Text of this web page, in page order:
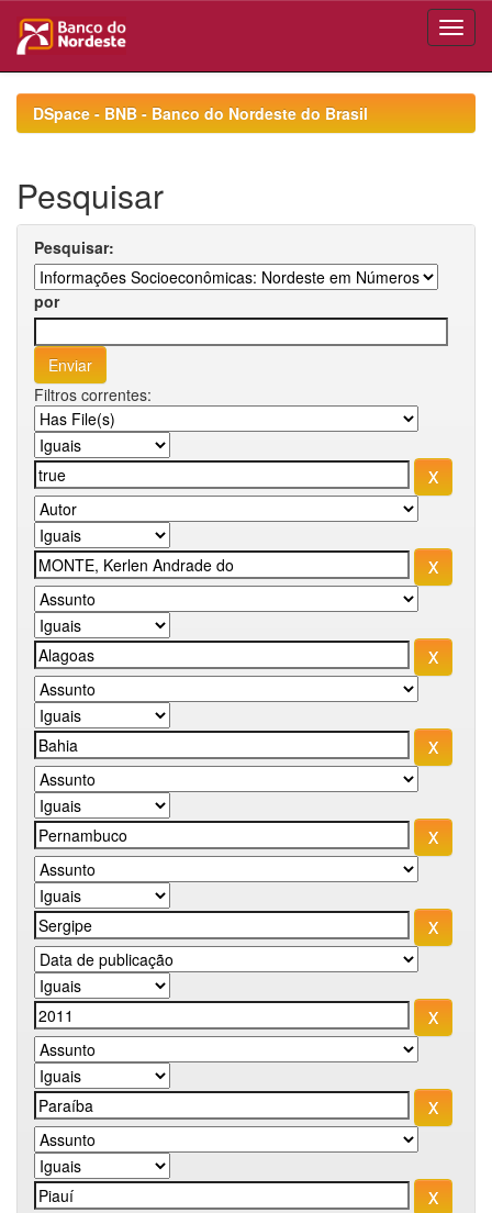
navigationDSpace - BNB - Banco do Nordeste do Brasil
Pesquisar
Pesquisar:
por
Filtros correntes: